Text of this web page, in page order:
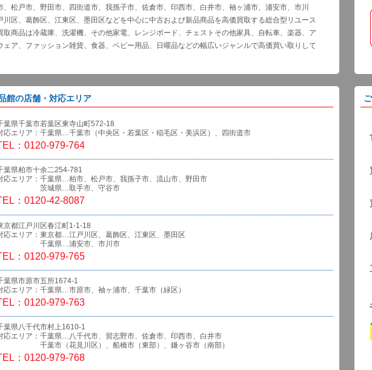
、松戸市、野田市、四街道市、我孫子市、佐倉市、印西市、白井市、袖ヶ浦市、浦安市、市川
川区、葛飾区、江東区、墨田区などを中心に中古および新品商品を高価買取する総合型リユース
取商品は冷蔵庫、洗濯機、その他家電、レンジボード、チェストその他家具、自転車、楽器、ア
ェア、ファッション雑貨、食器、ベビー用品、日曜品などの幅広いジャンルで高価買い取りして
館の店舗・対応エリア
葉県千葉市若葉区東寺山町572-18
応エリア：千葉県…千葉市（中央区・若葉区・稲毛区・美浜区）、四街道市
：0120-979-764
葉県柏市十余二254-781
応エリア：千葉県…柏市、松戸市、我孫子市、流山市、野田市
茨城県…取手市、守谷市
：0120-42-8087
京都江戸川区春江町1-1-18
応エリア：東京都…江戸川区、葛飾区、江東区、墨田区
千葉県…浦安市、市川市
：0120-979-765
葉県市原市五所1674-1
応エリア：千葉県…市原市、袖ヶ浦市、千葉市（緑区）
：0120-979-763
葉県八千代市村上1610-1
応エリア：千葉県…八千代市、習志野市、佐倉市、印西市、白井市
千葉市（花見川区）、船橋市（東部）、鎌ヶ谷市（南部）
：0120-979-768